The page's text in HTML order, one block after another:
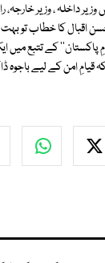
داخلہ ، وزیر خارجہ،
اقبال کا خطاب تو بہت
پاکستان'' کے تتبع میں
امن کے لیے باجوہ